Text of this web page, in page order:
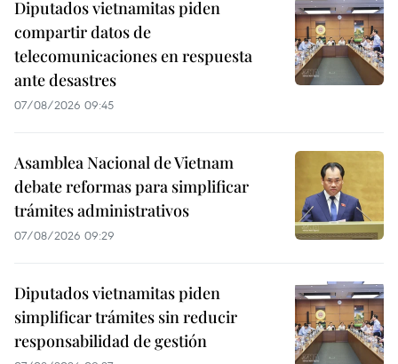
Diputados vietnamitas piden
compartir datos de
telecomunicaciones en respuesta
ante desastres
07/08/2026 09:45
Asamblea Nacional de Vietnam
debate reformas para simplificar
trámites administrativos
07/08/2026 09:29
Diputados vietnamitas piden
simplificar trámites sin reducir
responsabilidad de gestión